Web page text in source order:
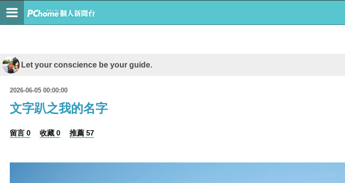
Let your conscience be your guide.
2026-06-05 00:00:00
文字趴之我的名字
留言 0 收藏 0 推薦 57